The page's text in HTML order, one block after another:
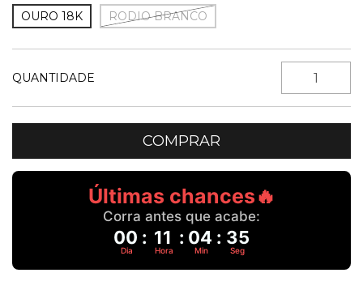
OURO 18K
RODIO BRANCO
QUANTIDADE
Últimas chances🔥
Corra antes que acabe:
00 : 11 : 04 : 35
Dia Hora Min Seg